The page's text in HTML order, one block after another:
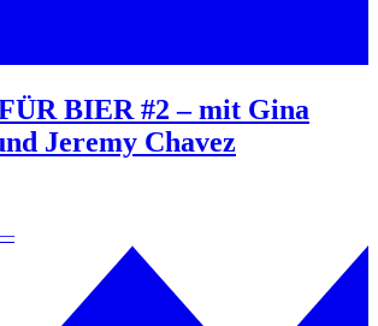
BIER #2 – mit Gina
Jeremy Chavez